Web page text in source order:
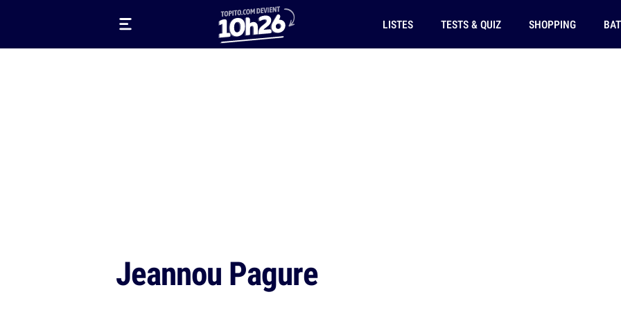
LISTES TESTS & QUIZ SHOPPING
Jeannou Pagure